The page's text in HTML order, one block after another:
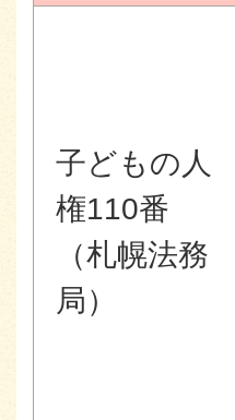
子どもの人
権110番
（札幌法務
局）